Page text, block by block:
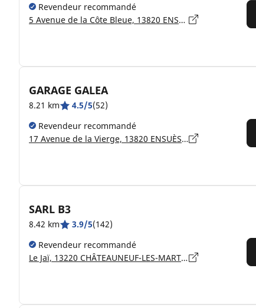
Revendeur recommandé
5 Avenue de la Côte Bleue, 13820 ENSUÈS-LA-REDONNE
GARAGE GALEA
8.21 km 4.5/5(52)
Revendeur recommandé
17 Avenue de la Vierge, 13820 ENSUÈS-LA-REDONNE
SARL B3
8.42 km 3.9/5(142)
Revendeur recommandé
Le Jaï, 13220 CHÂTEAUNEUF-LES-MARTIGUES